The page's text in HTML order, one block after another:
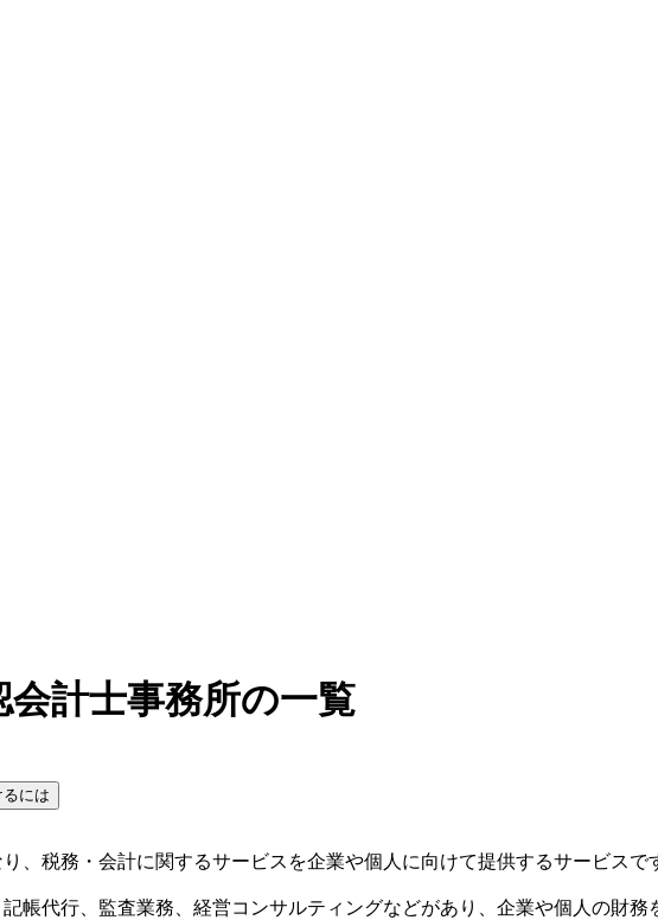
計士事務所の一覧
には
、税務・会計に関するサービスを企業や個人に向けて提供するサービスで
帳代行、監査業務、経営コンサルティングなどがあり、企業や個人の財